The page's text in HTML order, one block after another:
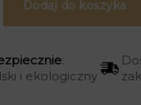
Dodaj do koszyka
:
i ekologiczny